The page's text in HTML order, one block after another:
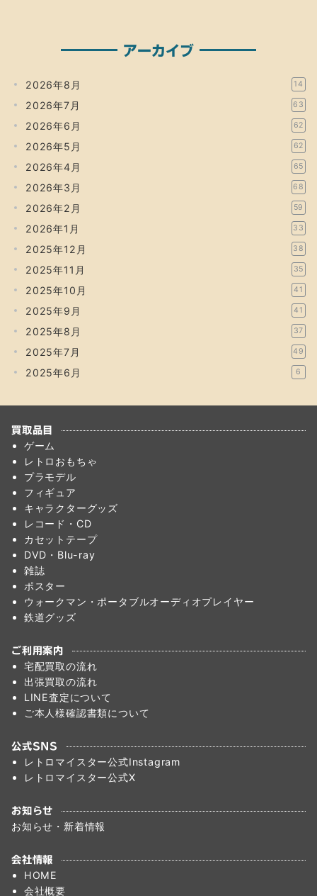
アーカイブ
2026年8月 14
2026年7月 63
2026年6月 62
2026年5月 62
2026年4月 65
2026年3月 68
2026年2月 59
2026年1月 33
2025年12月 38
2025年11月 35
2025年10月 41
2025年9月 41
2025年8月 37
2025年7月 49
2025年6月 6
買取品目
ゲーム
レトロおもちゃ
プラモデル
フィギュア
キャラクターグッズ
レコード・CD
カセットテープ
DVD・Blu-ray
雑誌
ポスター
ウォークマン・ポータブルオーディオプレイヤー
鉄道グッズ
ご利用案内
宅配買取の流れ
出張買取の流れ
LINE査定について
ご本人様確認書類について
公式SNS
レトロマイスター公式Instagram
レトロマイスター公式X
お知らせ
お知らせ・新着情報
会社情報
HOME
会社概要